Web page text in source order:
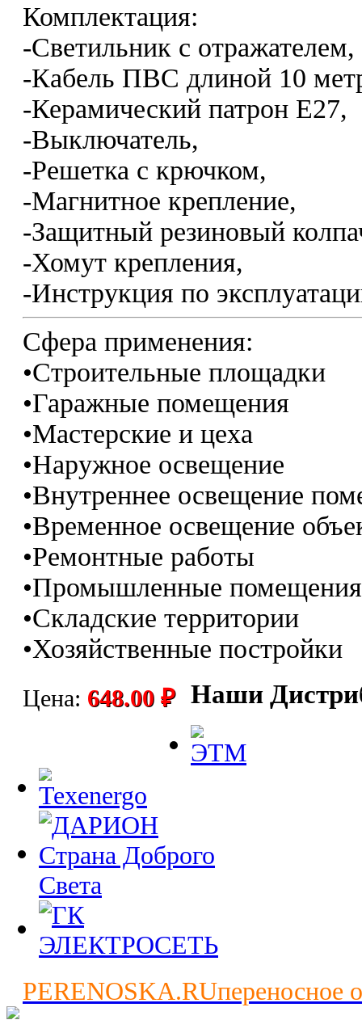
Комплектация:
-Светильник с отражателем,
-Кабель ПВС длиной 10
-Керамический патрон Е27,
-Выключатель,
-Решетка с крючком,
-Магнитное крепление,
-Защитный резиновый
-Хомут крепления,
-Инструкция по
Сфера применения:
•Строительные площадки
•Гаражные помещения
•Мастерские и цеха
•Наружное освещение
•Внутреннее освещение
•Временное освещение
•Ремонтные работы
•Промышленные помещения
•Складские территории
•Хозяйственные постройки
Цена: 648.00 ₽ Наши
PERENOSKA.RUпереносное